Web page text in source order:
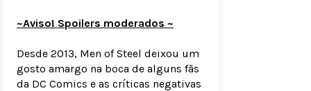
~Aviso! Spoilers moderados ~
Desde 2013, Men of Steel deixou um
gosto amargo na boca de alguns fãs
da DC Comics e as críticas negativas